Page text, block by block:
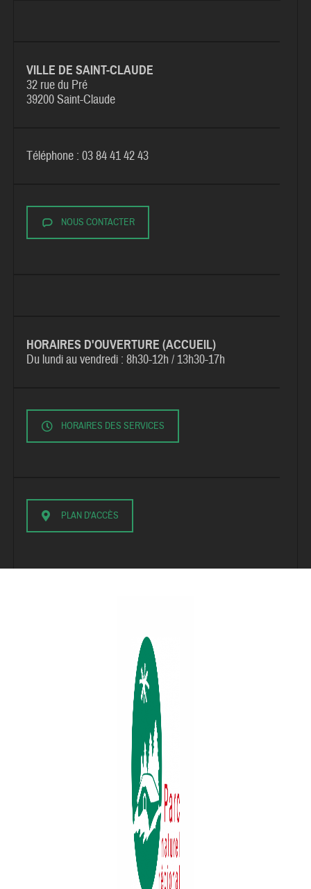
VILLE DE SAINT-CLAUDE
32 rue du Pré
39200 Saint-Claude
Téléphone : 03 84 41 42 43
NOUS CONTACTER
HORAIRES D'OUVERTURE (ACCUEIL)
Du lundi au vendredi :8h30-12h / 13h30-17h
HORAIRES DES SERVICES
PLAN D'ACCÈS